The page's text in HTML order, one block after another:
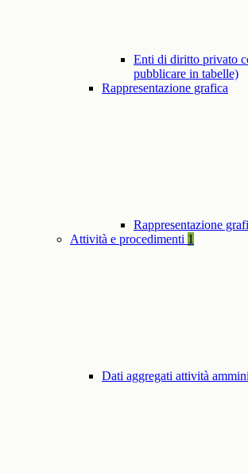
Enti di diritto privato
pubblicare in tabelle)
Rappresentazione grafica
Rappresentazione
Attività e procedimenti 1
Dati aggregati attività